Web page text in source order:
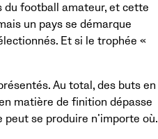
du football amateur, et cette
un pays se démarque
Et si le trophée «
Au total, des buts en
matière de finition dépasse
se produire n’importe où.